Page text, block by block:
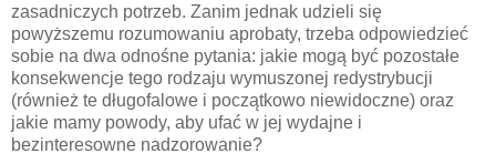
zasadniczych potrzeb. Zanim jednak udzieli się
powyższemu rozumowaniu aprobaty, trzeba odpowiedzieć
sobie na dwa odnośne pytania: jakie mogą być pozostałe
konsekwencje tego rodzaju wymuszonej redystrybucji
(również te długofalowe i początkowo niewidoczne) oraz
jakie mamy powody, aby ufać w jej wydajne i
bezinteresowne nadzorowanie?